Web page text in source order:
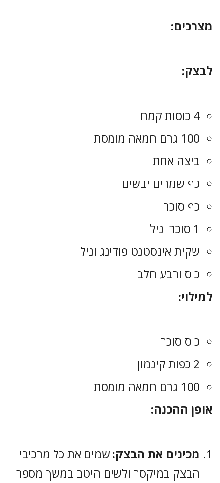
מצרכים:
לבצק:
4 כוסות קמח
100 גרם חמאה מומסת
ביצה אחת
כף שמרים יבשים
כף סוכר
1 סוכר וניל
שקית אינסטנט פודינג וניל
כוס ורבע חלב
למילוי:
כוס סוכר
2 כפות קינמון
100 גרם חמאה מומסת
אופן ההכנה:
מכינים את הבצק: שמים את כל מרכיבי
הבצק במיקסר ולשים היטב במשך מספר